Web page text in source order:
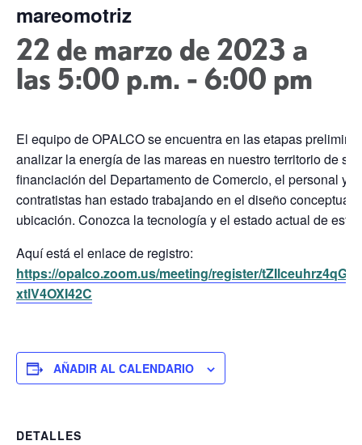
mareomotriz
22 de marzo de 2023 a
las 5:00 p.m. - 6:00 pm
El equipo de OPALCO se encuentra en las etapas
analizar la energía de las mareas en nuestro territorio de
financiación del Departamento de Comercio, el personal y
contratistas han estado trabajando en el diseño conceptual
ubicación. Conozca la tecnología y el estado actual de este
Aquí está el enlace de registro:
https://opalco.zoom.us/meeting/register/
xtlV4OXI42C
AÑADIR AL CALENDARIO
DETALLES